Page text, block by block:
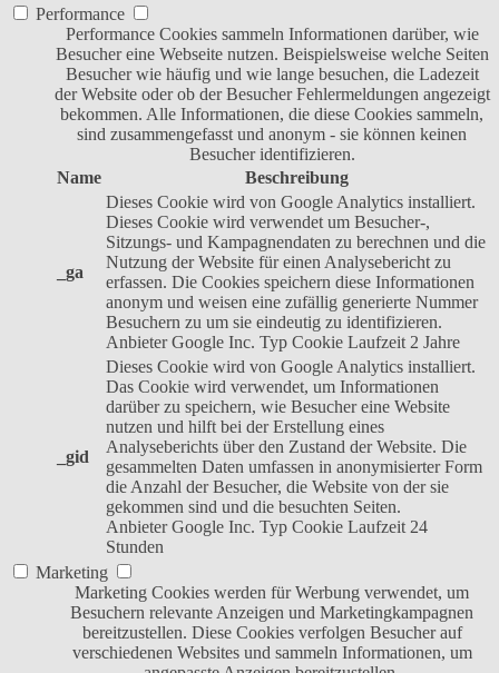
Performance
Performance Cookies sammeln Informationen darüber, wie
Besucher eine Webseite nutzen. Beispielsweise welche Seiten
Besucher wie häufig und wie lange besuchen, die Ladezeit
der Website oder ob der Besucher Fehlermeldungen angezeigt
bekommen. Alle Informationen, die diese Cookies sammeln,
sind zusammengefasst und anonym - sie können keinen
Besucher identifizieren.
Name
Beschreibung
_ga
Dieses Cookie wird von Google Analytics installiert.
Dieses Cookie wird verwendet um Besucher-,
Sitzungs- und Kampagnendaten zu berechnen und die
Nutzung der Website für einen Analysebericht zu
erfassen. Die Cookies speichern diese Informationen
anonym und weisen eine zufällig generierte Nummer
Besuchern zu um sie eindeutig zu identifizieren.
Anbieter Google Inc. Typ Cookie Laufzeit 2 Jahre
_gid
Dieses Cookie wird von Google Analytics installiert.
Das Cookie wird verwendet, um Informationen
darüber zu speichern, wie Besucher eine Website
nutzen und hilft bei der Erstellung eines
Analyseberichts über den Zustand der Website. Die
gesammelten Daten umfassen in anonymisierter Form
die Anzahl der Besucher, die Website von der sie
gekommen sind und die besuchten Seiten.
Anbieter Google Inc. Typ Cookie Laufzeit 24
Stunden
Marketing
Marketing Cookies werden für Werbung verwendet, um
Besuchern relevante Anzeigen und Marketingkampagnen
bereitzustellen. Diese Cookies verfolgen Besucher auf
verschiedenen Websites und sammeln Informationen, um